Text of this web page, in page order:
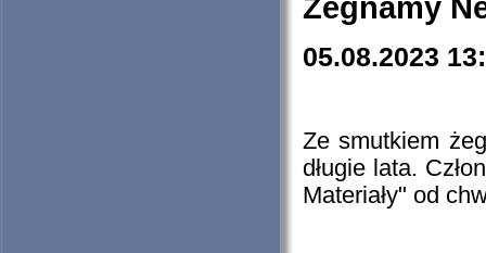
Żegnamy
05.08.2023
Ze smutkiem
długie lata.
Materiały" od